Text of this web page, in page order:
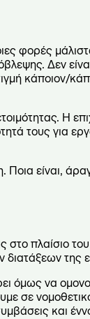
φορές
Δεν
κάποιον/
Η
τους για
Ποια είναι,
πλαίσιο
της
όμως να
σε
και